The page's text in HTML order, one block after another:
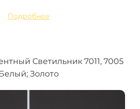
Подробнее
Светильник 7011, 7005
Белый; Золото